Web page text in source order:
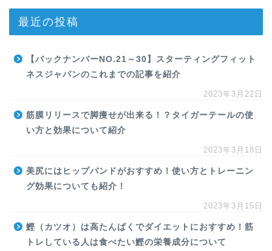
最近の投稿
【バックナンバーNO.21～30】スターティングフィット
ネスジャパンのこれまでの記事を紹介
2023年3月22日
筋膜リリースで脚痩せが出来る！？タイガーテールの使
い方と効果について紹介
2023年3月18日
美尻にはヒップバンドがおすすめ！使い方とトレーニン
グ効果についても紹介！
2023年3月15日
鰹（カツオ）は高たんぱくでダイエットにおすすめ！筋
トレしている人は食べたい鰹の栄養成分について